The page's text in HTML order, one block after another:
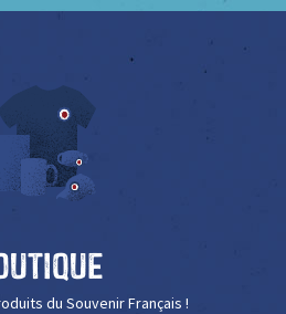
du Souvenir Français !